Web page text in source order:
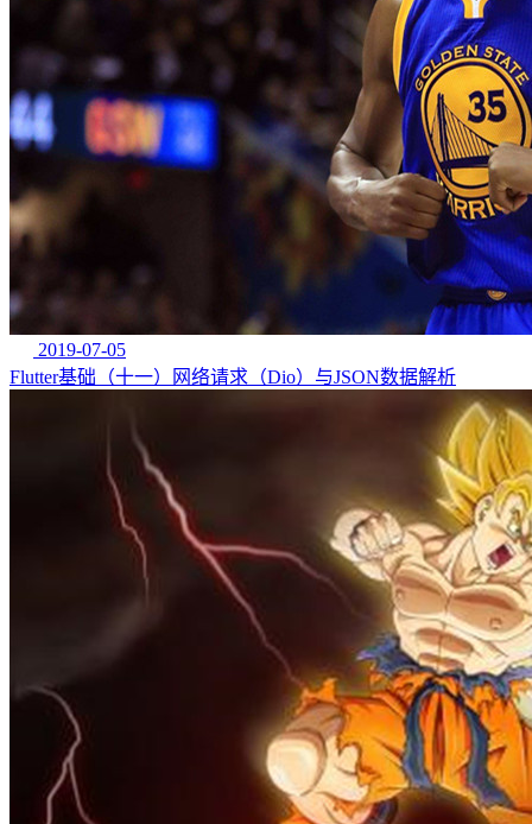
2019-07-05
Flutter基础（十一）网络请求（Dio）与JSON数据解析